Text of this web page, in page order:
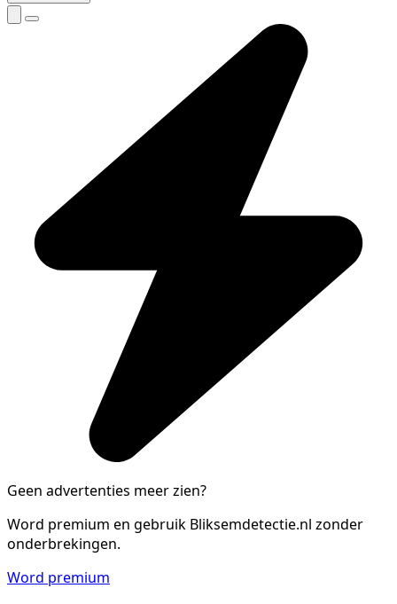
Geen advertenties meer zien?
Word premium en gebruik Bliksemdetectie.nl zonder
onderbrekingen.
Word premium